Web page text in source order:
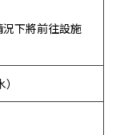
下將前往設施